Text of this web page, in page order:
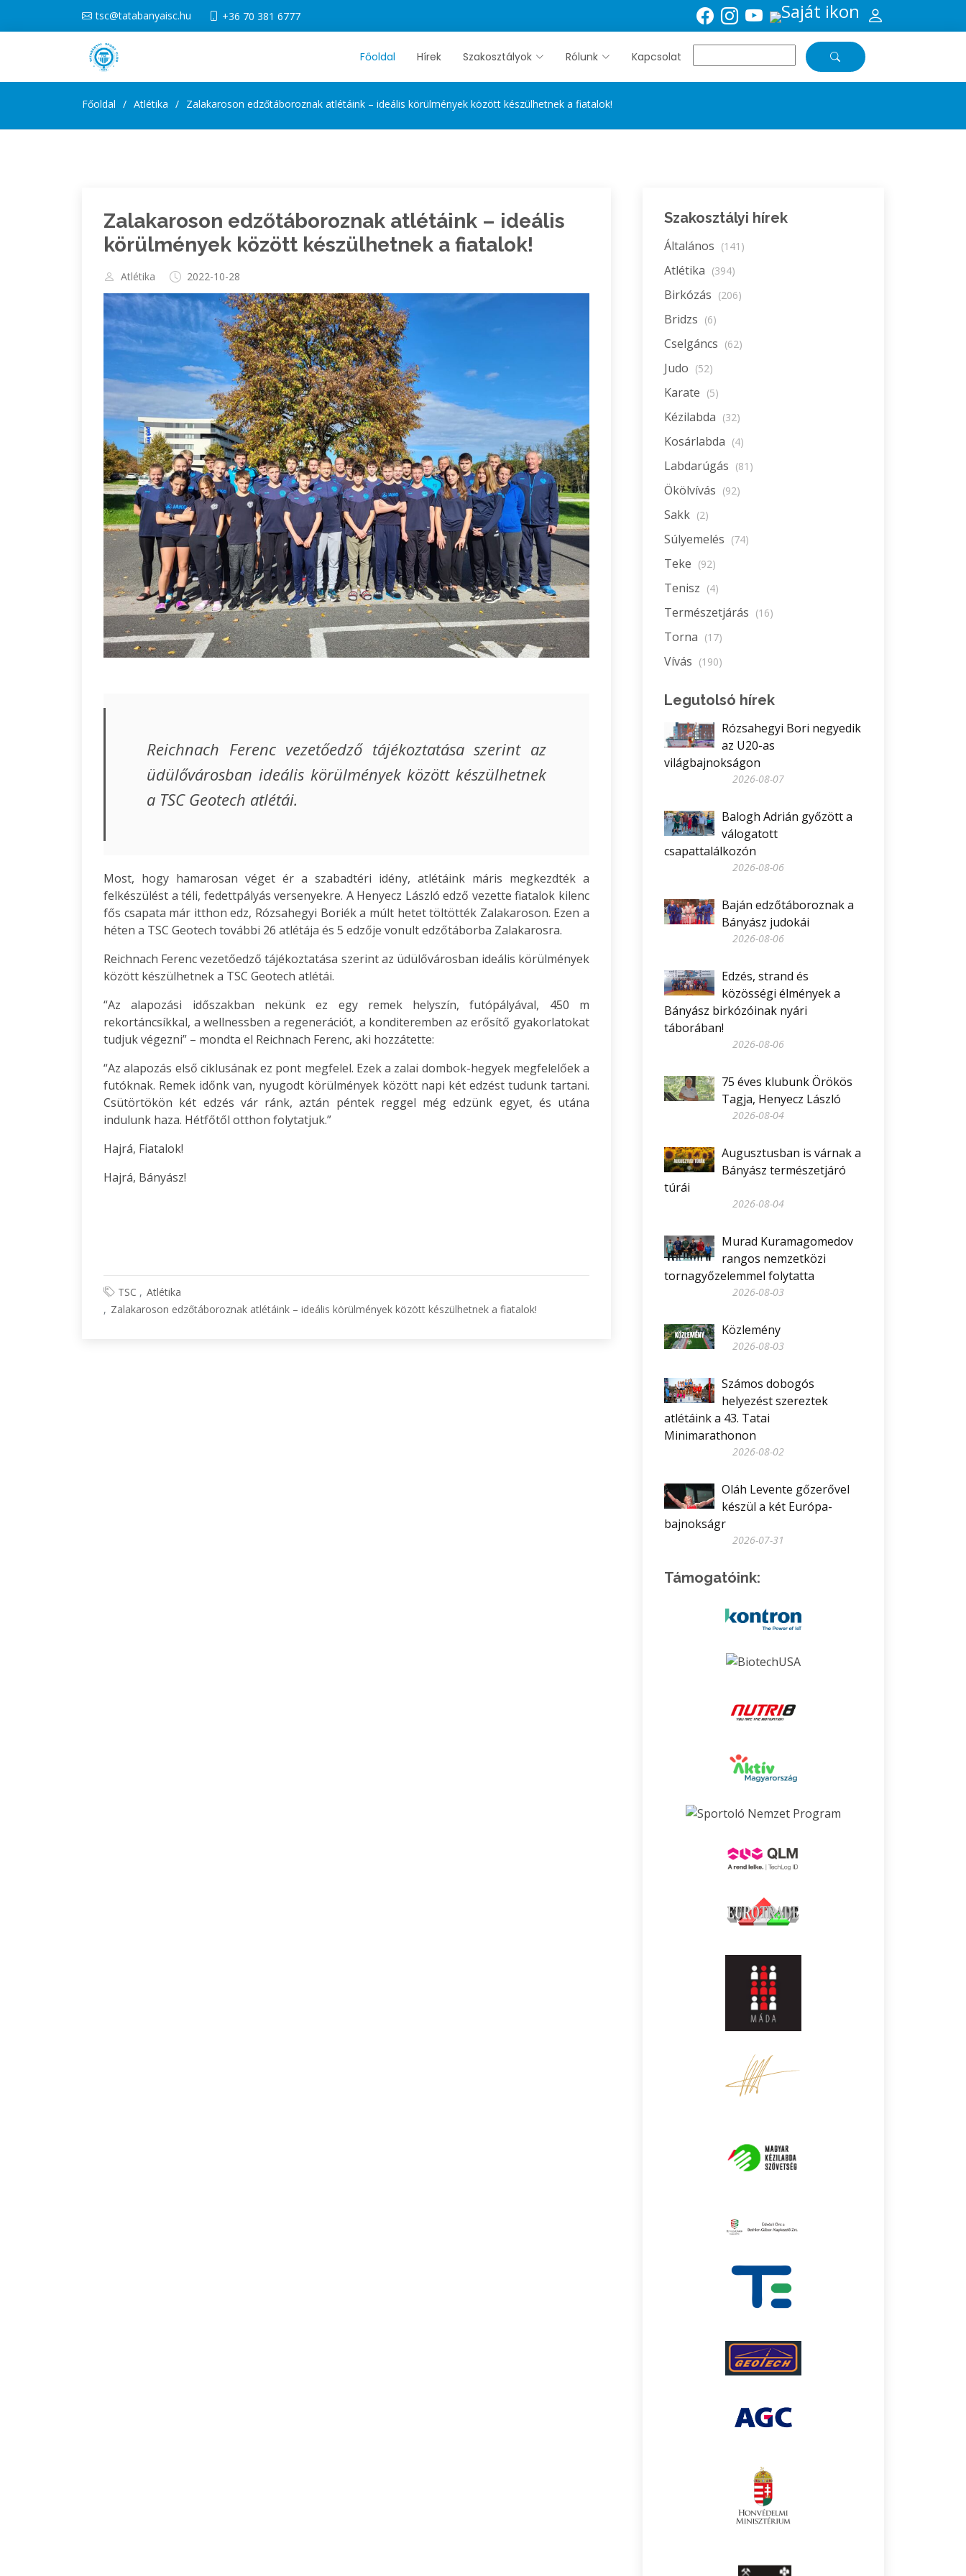
tsc@tatabanyaisc.hu +36 70 381 6777
Főoldal Hírek Szakosztályok Rólunk Kapcsolat
Főoldal Atlétika Zalakaroson edzőtáboroznak atlétáink – ideális körülmények között készülhetnek a fiatalok!
Zalakaroson edzőtáboroznak atlétáink – ideális
körülmények között készülhetnek a fiatalok!
Atlétika 2022-10-28
Reichnach Ferenc vezetőedző tájékoztatása szerint az
üdülővárosban ideális körülmények között készülhetnek
a TSC Geotech atlétái.
Most, hogy hamarosan véget ér a szabadtéri idény, atlétáink máris megkezdték a
felkészülést a téli, fedettpályás versenyekre. A Henyecz László edző vezette fiatalok kilenc
fős csapata már itthon edz, Rózsahegyi Boriék a múlt hetet töltötték Zalakaroson. Ezen a
héten a TSC Geotech további 26 atlétája és 5 edzője vonult edzőtáborba Zalakarosra.
Reichnach Ferenc vezetőedző tájékoztatása szerint az üdülővárosban ideális körülmények
között készülhetnek a TSC Geotech atlétái.
“Az alapozási időszakban nekünk ez egy remek helyszín, futópályával, 450 m
rekortáncsíkkal, a wellnessben a regenerációt, a konditeremben az erősítő gyakorlatokat
tudjuk végezni” – mondta el Reichnach Ferenc, aki hozzátette:
“Az alapozás első ciklusának ez pont megfelel. Ezek a zalai dombok-hegyek megfelelőek a
futóknak. Remek időnk van, nyugodt körülmények között napi két edzést tudunk tartani.
Csütörtökön két edzés vár ránk, aztán péntek reggel még edzünk egyet, és utána
indulunk haza. Hétfőtől otthon folytatjuk.”
Hajrá, Fiatalok!
Hajrá, Bányász!
TSC
Atlétika
Zalakaroson edzőtáboroznak atlétáink – ideális körülmények között készülhetnek a fiatalok!
Szakosztályi hírek
Általános (141)
Atlétika (394)
Birkózás (206)
Bridzs (6)
Cselgáncs (62)
Judo (52)
Karate (5)
Kézilabda (32)
Kosárlabda (4)
Labdarúgás (81)
Ökölvívás (92)
Sakk (2)
Súlyemelés (74)
Teke (92)
Tenisz (4)
Természetjárás (16)
Torna (17)
Vívás (190)
Legutolsó hírek
Rózsahegyi Bori negyedik
az U20-as
világbajnokságon
2026-08-07
Balogh Adrián győzött a
válogatott
csapattalálkozón
2026-08-06
Baján edzőtáboroznak a
Bányász judokái
2026-08-06
Edzés, strand és
közösségi élmények a
Bányász birkózóinak nyári
táborában!
2026-08-06
75 éves klubunk Örökös
Tagja, Henyecz László
2026-08-04
Augusztusban is várnak a
Bányász természetjáró
túrái
2026-08-04
Murad Kuramagomedov
rangos nemzetközi
tornagyőzelemmel folytatta
2026-08-03
Közlemény
2026-08-03
Számos dobogós
helyezést szereztek
atlétáink a 43. Tatai
Minimarathonon
2026-08-02
Oláh Levente gőzerővel
készül a két Európa-
bajnokságr
2026-07-31
Támogatóink: